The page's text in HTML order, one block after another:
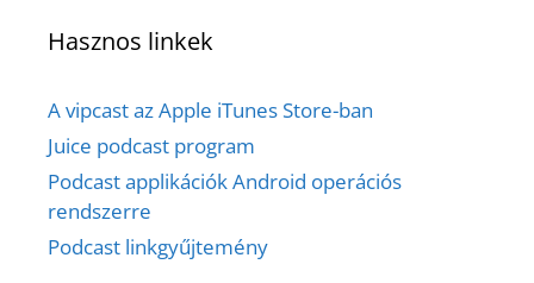
Hasznos linkek
A vipcast az Apple iTunes Store-ban
Juice podcast program
Podcast applikációk Android operációs
rendszerre
Podcast linkgyűjtemény